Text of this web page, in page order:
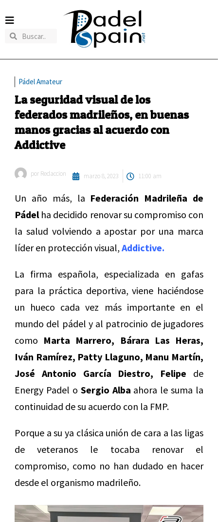
Pádel Amateur
La seguridad visual de los
federados madrileños, en buenas
manos gracias al acuerdo con
Addictive
por Redaccion marzo 8, 2023 11:00 am
Un año más, la Federación Madrileña de
Pádelha decidido renovar su compromiso con
la salud volviendo a apostar por una marca
líder en protección visual, Addictive.
La firma española, especializada en gafas
para la práctica deportiva, viene haciéndose
un hueco cada vez más importante en el
mundo del pádel y al patrocinio de jugadores
como Marta Marrero, Bárara Las Heras,
Iván Ramírez, Patty Llaguno, Manu Martín,
José Antonio García Diestro, Felipe de
Energy Padel o Sergio Alba ahora le suma la
continuidad de su acuerdo con la FMP.
Porque a su ya clásica unión de cara a las ligas
de veteranos le tocaba renovar el
compromiso, como no han dudado en hacer
desde el organismo madrileño.